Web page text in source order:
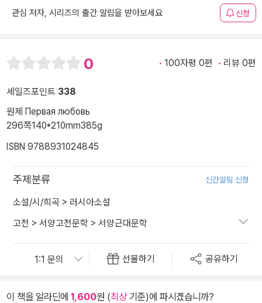
관심 저자, 시리즈의 출간 알림을 받아보세요 신청
0 100자평 0편 리뷰 0편
세일즈포인트 338
원제 Первая любовь
296쪽140*210mm385g
ISBN 9788931024845
주제분류 신간알림 신청
소설/시/희곡 > 러시아소설
고전 > 서양고전문학 > 서양근대문학
선물하기 공유하기
이 책을 알라딘에 1,600원 (최상기준)에 파시겠습니까?